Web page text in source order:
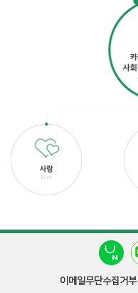
이메일무단수집거부